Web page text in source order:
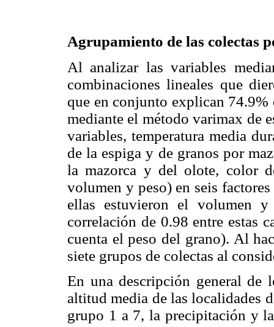
Agrupamiento de las colectas
Al analizar las variables
combinaciones lineales que
que en conjunto explican
mediante el método varimax de
variables, temperatura media
de la espiga y de granos por
la mazorca y del olote, color
volumen y peso) en seis
ellas estuvieron el volumen
correlación de 0.98 entre estas
cuenta el peso del grano). Al
siete grupos de colectas al
En una descripción general de
altitud media de las localidades
grupo 1 a 7, la precipitación y